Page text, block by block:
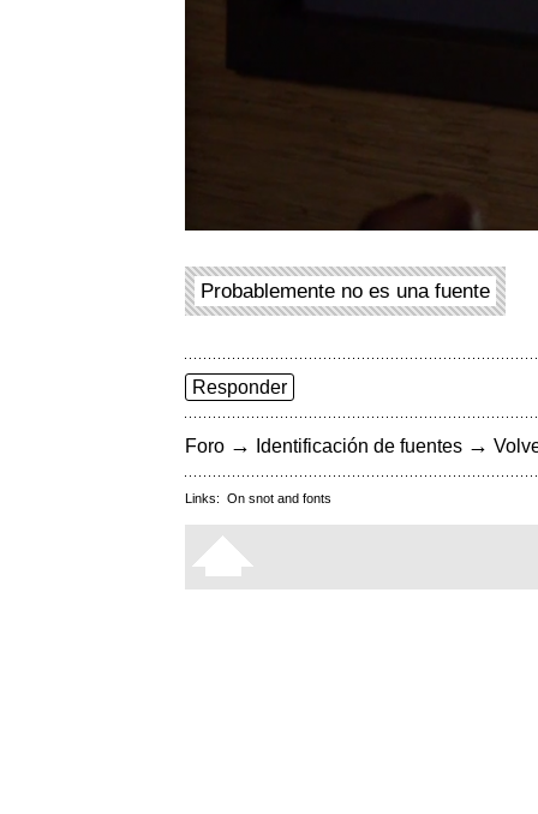
Probablemente no es una fuente
Responder
Foro → Identificación de fuentes →
Links: On snot and fonts